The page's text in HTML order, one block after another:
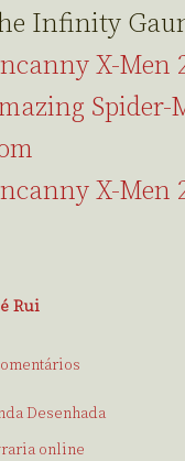
Infinity
X-Men
Spider-
X-Men
Rui
Desenhada
online